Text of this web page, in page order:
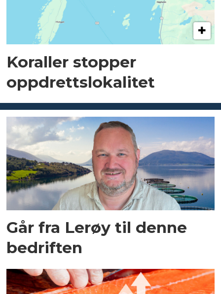
Koraller stopper
oppdrettslokalitet
Går fra Lerøy til denne
bedriften